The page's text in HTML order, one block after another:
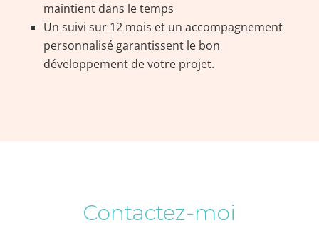
maintient dans le temps
Un suivi sur 12 mois et un accompagnement
personnalisé garantissent le bon
développement de votre projet.
Contactez-moi